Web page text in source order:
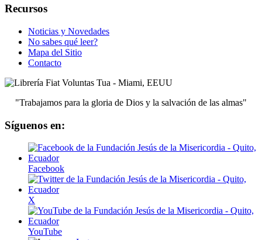
Recursos
Noticias y Novedades
No sabes qué leer?
Mapa del Sitio
Contacto
"Trabajamos para la gloria de Dios y la salvación de las almas"
Síguenos en:
Facebook
X
YouTube